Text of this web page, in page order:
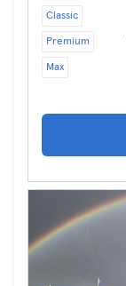
Classic
Premium
Max